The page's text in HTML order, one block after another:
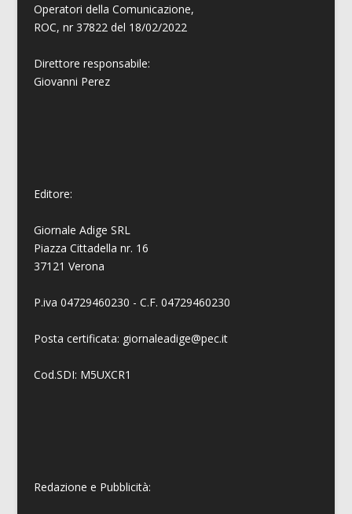
Operatori della Comunicazione,
ROC, nr 37822 del 18/02/2022
Direttore responsabile:
Giovanni Perez
Editore:
Giornale Adige SRL
Piazza Cittadella nr. 16
37121 Verona
P.iva 04729460230 - C.F. 04729460230
Posta certificata: giornaleadige@pec.it
Cod.SDI: M5UXCR1
Redazione e Pubblicità: